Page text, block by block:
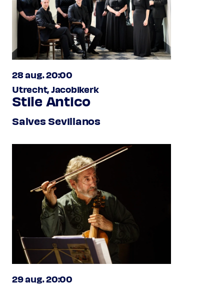
28 aug. 20:00
Utrecht, Jacobikerk
Stile Antico
Salves Sevillanos
29 aug. 20:00